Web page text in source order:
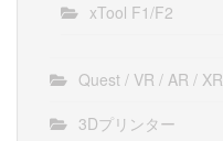
xTool F1/F2
Quest / VR / AR / XR
3Dプリンター